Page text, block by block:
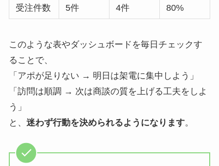
受注件数 5件 4件 80%
このような表やダッシュボードを毎日チェックす
ることで、
「アポが足りない → 明日は架電に集中しよう」
「訪問は順調 → 次は商談の質を上げる工夫をしよ
う」
と、 迷わず行動を決められるようになります。